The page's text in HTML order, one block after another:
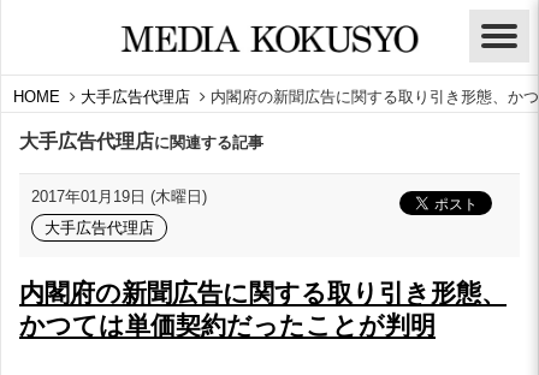
HOME 大手広告代理店 内閣府の新聞広告に関する取り引き形態、か
大手広告代理店に関連する記事
2017年01月19日 (木曜日)
大手広告代理店
内閣府の新聞広告に関する取り引き形態、
かつては単価契約だったことが判明